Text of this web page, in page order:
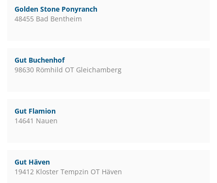
Golden Stone Ponyranch
48455 Bad Bentheim
Gut Buchenhof
98630 Römhild OT Gleichamberg
Gut Flamion
14641 Nauen
Gut Häven
19412 Kloster Tempzin OT Häven